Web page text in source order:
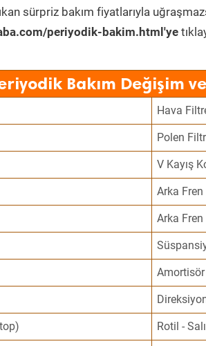
sürpriz bakım fiyatlarıyla
periyodik-bakim.html'ye
Bakım Değişim
Hava
Polen
V Kayış
Arka
Arka
Rotil -